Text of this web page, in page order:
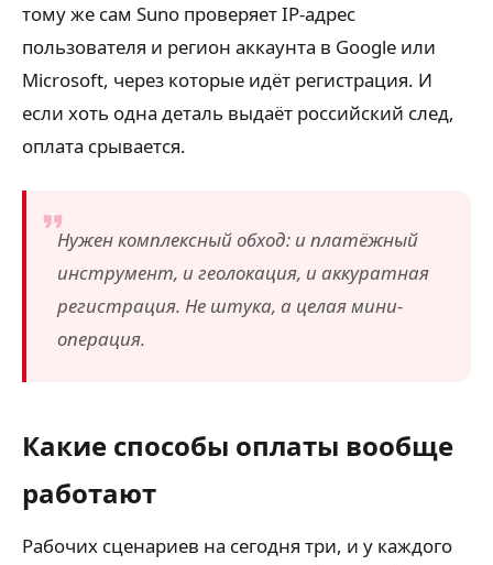
тому же сам Suno проверяет IP-адрес
пользователя и регион аккаунта в Google или
Microsoft, через которые идёт регистрация. И
если хоть одна деталь выдаёт российский след,
оплата срывается.
Нужен комплексный обход: и платёжный
инструмент, и геолокация, и аккуратная
регистрация. Не штука, а целая мини-
операция.
Какие способы оплаты вообще
работают
Рабочих сценариев на сегодня три, и у каждого